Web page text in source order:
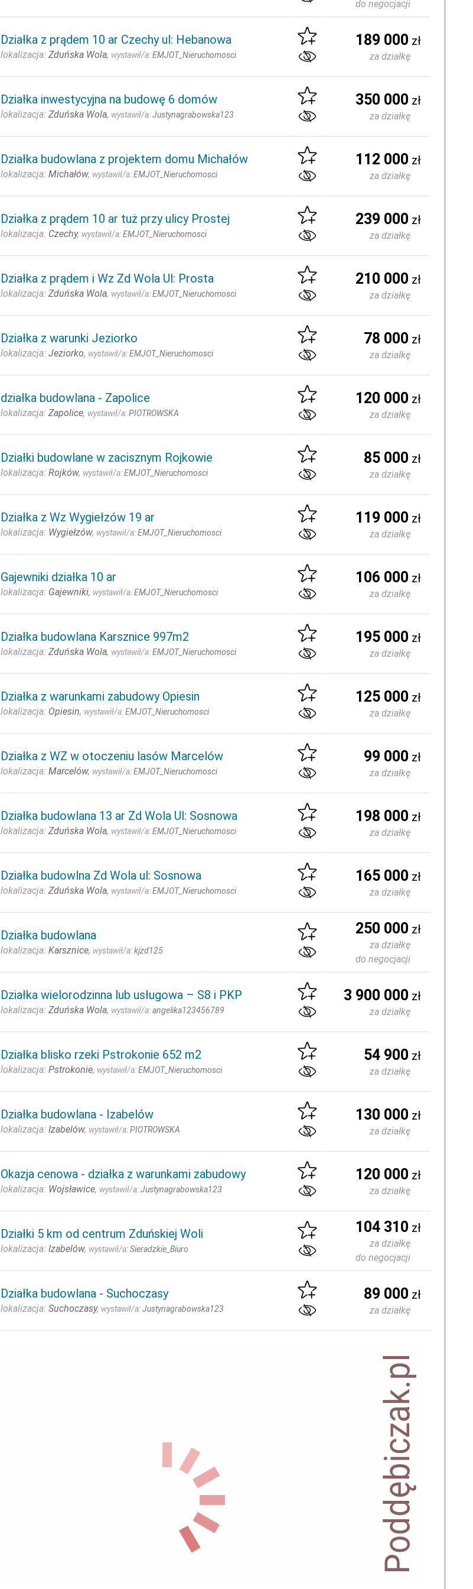
do negocjacji
Działka z prądem 10 ar Czechy ul: Hebanowa
lokalizacja: Zduńska Wola, wystawił/a:EMJOT_Nieruchomosci
189 000 zł
za działkę
Działka inwestycyjna na budowę 6 domów
lokalizacja: Zduńska Wola, wystawił/a:Justynagrabowska123
350 000 zł
za działkę
Działka budowlana z projektem domu Michałów
lokalizacja: Michałów, wystawił/a:EMJOT_Nieruchomosci
112 000 zł
za działkę
Działka z prądem 10 ar tuż przy ulicy Prostej
lokalizacja: Czechy, wystawił/a:EMJOT_Nieruchomosci
239 000 zł
za działkę
Działka z prądem i Wz Zd Wola Ul: Prosta
lokalizacja: Zduńska Wola, wystawił/a:EMJOT_Nieruchomosci
210 000 zł
za działkę
Działka z warunki Jeziorko
lokalizacja: Jeziorko, wystawił/a:EMJOT_Nieruchomosci
78 000 zł
za działkę
działka budowlana - Zapolice
lokalizacja: Zapolice, wystawił/a:PIOTROWSKA
120 000 zł
za działkę
Działki budowlane w zacisznym Rojkowie
lokalizacja: Rojków, wystawił/a:EMJOT_Nieruchomosci
85 000 zł
za działkę
Działka z Wz Wygiełzów 19 ar
lokalizacja: Wygiełzów, wystawił/a:EMJOT_Nieruchomosci
119 000 zł
za działkę
Gajewniki działka 10 ar
lokalizacja: Gajewniki, wystawił/a:EMJOT_Nieruchomosci
106 000 zł
za działkę
Działka budowlana Karsznice 997m2
lokalizacja: Zduńska Wola, wystawił/a:EMJOT_Nieruchomosci
195 000 zł
za działkę
Działka z warunkami zabudowy Opiesin
lokalizacja: Opiesin, wystawił/a:EMJOT_Nieruchomosci
125 000 zł
za działkę
Działka z WZ w otoczeniu lasów Marcelów
lokalizacja: Marcelów, wystawił/a:EMJOT_Nieruchomosci
99 000 zł
za działkę
Działka budowlana 13 ar Zd Wola Ul: Sosnowa
lokalizacja: Zduńska Wola, wystawił/a:EMJOT_Nieruchomosci
198 000 zł
za działkę
Działka budowlna Zd Wola ul: Sosnowa
lokalizacja: Zduńska Wola, wystawił/a:EMJOT_Nieruchomosci
165 000 zł
za działkę
Działka budowlana
lokalizacja: Karsznice, wystawił/a:kjzd125
250 000 zł
za działkę
do negocjacji
Działka wielorodzinna lub usługowa – S8 i PKP
lokalizacja: Zduńska Wola, wystawił/a:angelika123456789
3 900 000 zł
za działkę
Działka blisko rzeki Pstrokonie 652 m2
lokalizacja: Pstrokonie, wystawił/a:EMJOT_Nieruchomosci
54 900 zł
za działkę
Działka budowlana - Izabelów
lokalizacja: Izabelów, wystawił/a:PIOTROWSKA
130 000 zł
za działkę
Okazja cenowa - działka z warunkami zabudowy
lokalizacja: Wojsławice, wystawił/a:Justynagrabowska123
120 000 zł
za działkę
Działki 5 km od centrum Zduńskiej Woli
lokalizacja: Izabelów, wystawił/a:Sieradzkie_Biuro
104 310 zł
za działkę
do negocjacji
Działka budowlana - Suchoczasy
lokalizacja: Suchoczasy, wystawił/a:Justynagrabowska123
89 000 zł
za działkę